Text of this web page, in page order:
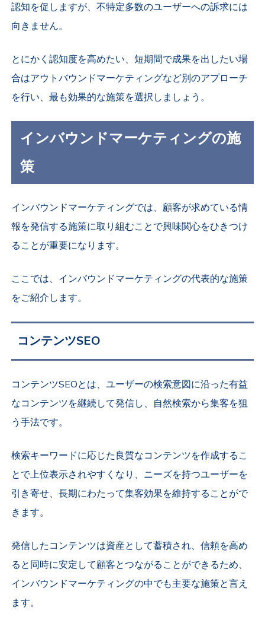
認知を促しますが、不特定多数のユーザーへの訴求には
向きません。
とにかく認知度を高めたい、短期間で成果を出したい場
合はアウトバウンドマーケティングなど別のアプローチ
を行い、最も効果的な施策を選択しましょう。
インバウンドマーケティングの施
策
インバウンドマーケティングでは、顧客が求めている情
報を発信する施策に取り組むことで興味関心をひきつけ
ることが重要になります。
ここでは、インバウンドマーケティングの代表的な施策
をご紹介します。
コンテンツSEO
コンテンツSEOとは、ユーザーの検索意図に沿った有益
なコンテンツを継続して発信し、自然検索から集客を狙
う手法です。
検索キーワードに応じた良質なコンテンツを作成するこ
とで上位表示されやすくなり、ニーズを持つユーザーを
引き寄せ、長期にわたって集客効果を維持することがで
きます。
発信したコンテンツは資産として蓄積され、信頼を高め
ると同時に安定して顧客とつながることができるため、
インバウンドマーケティングの中でも主要な施策と言え
ます。